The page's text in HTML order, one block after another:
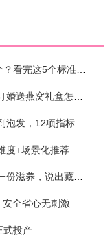
孕早期想买燕窝，干燕窝和鲜炖到底选哪个？看完这5个标准再下单
2026干燕窝选购避坑指南：从原料、溯源到泡发，12项指标判断靠谱燕窝
度+场景化推荐
2026七夕浪漫告白礼燕窝礼盒清单——用一份滋养，说出藏在心底的爱
全省心无刺激
式投产